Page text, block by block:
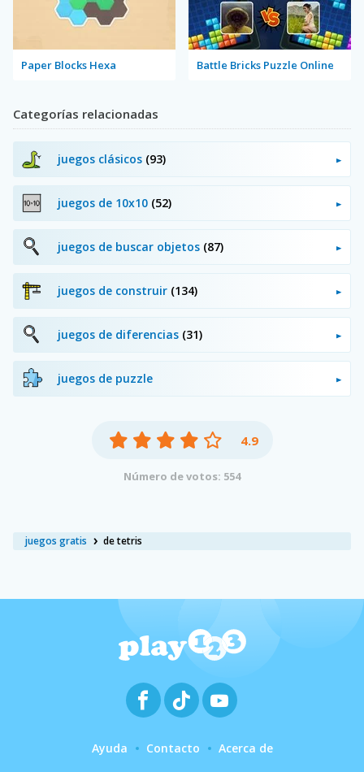
juegos gratis de tetris
Paper Blocks Hexa Battle Bricks Puzzle Online
Categorías relacionadas
juegos clásicos (93)
juegos de 10x10 (52)
juegos de buscar objetos (87)
juegos de construir (134)
juegos de diferencias (31)
juegos de puzzle
4.9
Número de votos: 554
Ayuda Contacto Acerca de